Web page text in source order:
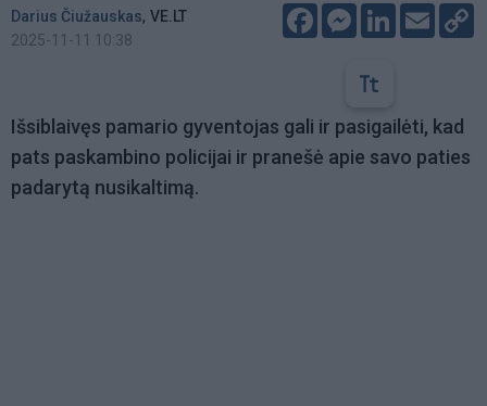
Darius Čiužauskas, VE.LT
2025-11-11 10:38
FacebookMessenger
LinkedIn
Email
Išsiblaivęs pamario gyventojas gali ir pasigailėti, kad
pats paskambino policijai ir pranešė apie savo paties
padarytą nusikaltimą.